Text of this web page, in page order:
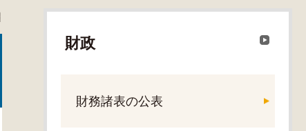
財政
財務諸表の公表